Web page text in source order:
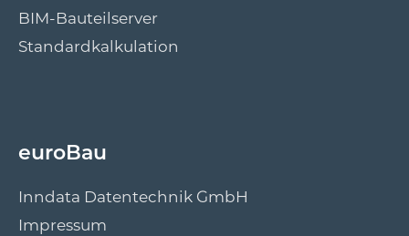
BIM-Bauteilserver
Standardkalkulation
euroBau
Inndata Datentechnik GmbH
Impressum